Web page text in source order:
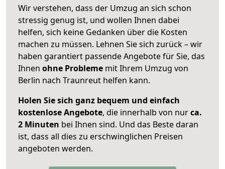
Wir verstehen, dass der Umzug an sich schon
stressig genug ist, und wollen Ihnen dabei
helfen, sich keine Gedanken über die Kosten
machen zu müssen. Lehnen Sie sich zurück – wir
haben garantiert passende Angebote für Sie, das
Ihnen ohne Probleme mit Ihrem Umzug von
Berlin nach Traunreut helfen kann.
Holen Sie sich ganz bequem und einfach
kostenlose Angebote, die innerhalb von nurca.
2 Minuten bei Ihnen sind. Und das Beste daran
ist, dass all dies zu erschwinglichen Preisen
angeboten werden.